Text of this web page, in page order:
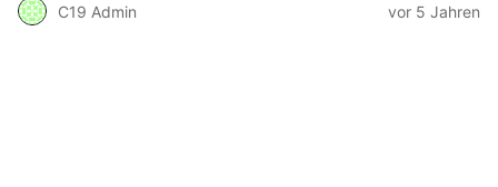
C19 Admin vor 5 Jahren